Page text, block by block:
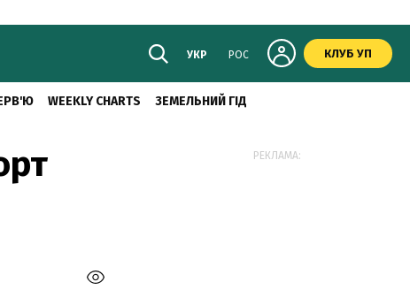
УКР РОС КЛУБ УП
WEEKLY CHARTS ЗЕМЕЛЬНИЙ ГІД
РЕКЛАМА: